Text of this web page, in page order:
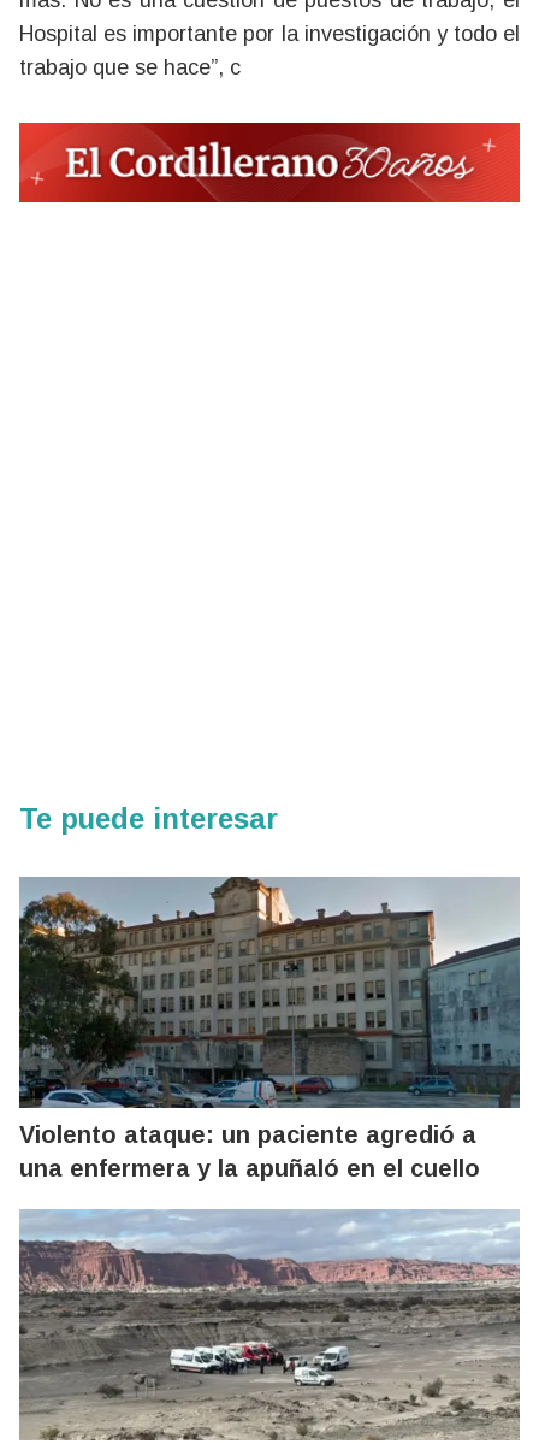
Hospital es importante por la investigación y todo el
trabajo que se hace”, c
Te puede interesar
Violento ataque: un paciente agredió a
una enfermera y la apuñaló en el cuello